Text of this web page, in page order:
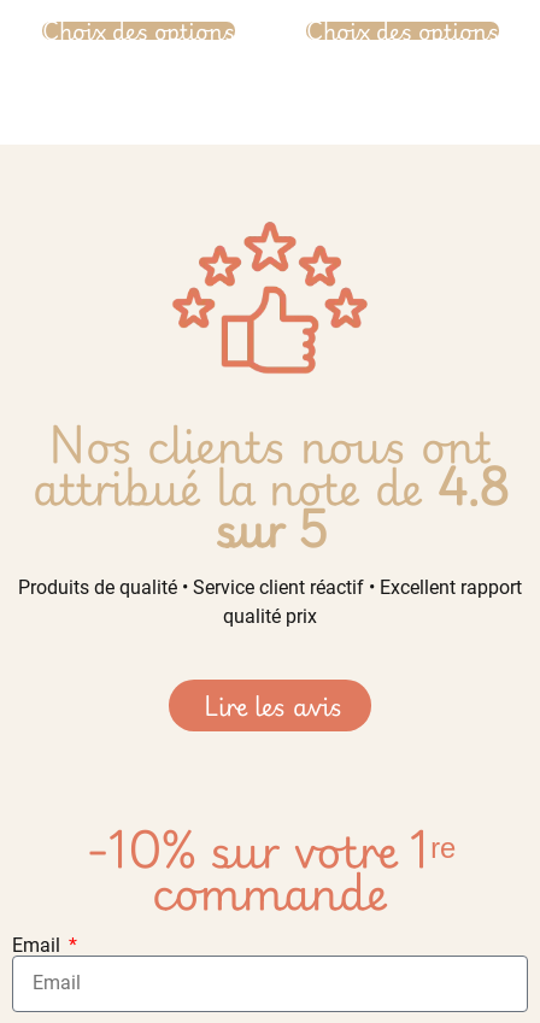
Choix des options Choix des options
Nos clients nous ont
attribué la note de4.8
sur 5
Produits de qualité • Service client réactif • Excellent rapport
qualité prix
Lire les avis
-10% sur votre 1ʳᵉ
commande
Email